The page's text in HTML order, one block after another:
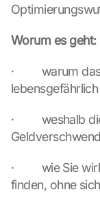
Worum es geht:
·
·
·         wie
finden, ohne